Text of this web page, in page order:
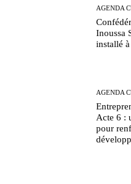
AGENDA
Inoussa
installé
AGENDA
Acte 6 :
pour